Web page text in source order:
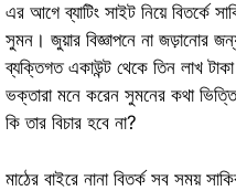
এর আগে ব্যাটিং সাইট নিয়ে বিতর্কে
সুমন। জুয়ার বিজ্ঞাপনে না জড়ানোর
ব্যক্তিগত একাউন্ট থেকে তিন লাখ
ভক্তারা মনে করেন সুমনের কথা
কি তার বিচার হবে না?
মাঠের বাইরে নানা বিতর্ক সব সময়